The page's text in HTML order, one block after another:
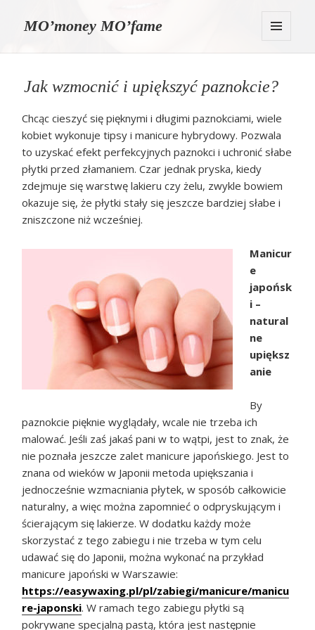
MO’money MO’fame
WIDGETY
Jak wzmocnić i upiększyć paznokcie?
Chcąc cieszyć się pięknymi i długimi paznokciami, wiele
kobiet wykonuje tipsy i manicure hybrydowy. Pozwala
to uzyskać efekt perfekcyjnych paznokci i uchronić słabe
płytki przed złamaniem. Czar jednak pryska, kiedy
zdejmuje się warstwę lakieru czy żelu, zwykle bowiem
okazuje się, że płytki stały się jeszcze bardziej słabe i
zniszczone niż wcześniej.
Manicur
e
japońsk
i –
natural
ne
upiększ
anie
By
paznokcie pięknie wyglądały, wcale nie trzeba ich
malować. Jeśli zaś jakaś pani w to wątpi, jest to znak, że
nie poznała jeszcze zalet manicure japońskiego. Jest to
znana od wieków w Japonii metoda upiększania i
jednocześnie wzmacniania płytek, w sposób całkowicie
naturalny, a więc można zapomnieć o odpryskującym i
ścierającym się lakierze. W dodatku każdy może
skorzystać z tego zabiegu i nie trzeba w tym celu
udawać się do Japonii, można wykonać na przykład
manicure japoński w Warszawie:
https://easywaxing.pl/pl/zabiegi/manicure/manicu
re-japonski. W ramach tego zabiegu płytki są
pokrywane specjalną pastą, która jest następnie